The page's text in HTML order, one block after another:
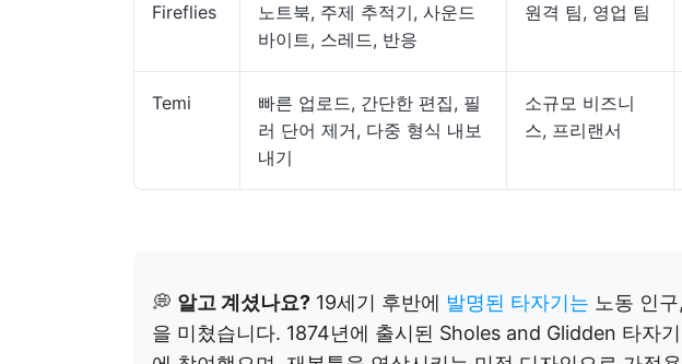
Fireflies
노트북, 주제 추적기, 사운드
바이트, 스레드, 반응
원격 팀, 영업 팀
Temi
빠른 업로드, 간단한 편집, 필
러 단어 제거, 다중 형식 내보
내기
소규모 비즈니
스, 프리랜서
💭 알고 계셨나요? 19세기 후반에 발명된 타자기는 노동 인
을 미쳤습니다. 1874년에 출시된 Sholes and Glidden 타자